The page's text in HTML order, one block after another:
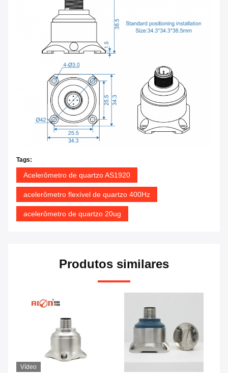
Tags:
Acelerômetro de quartzo AS1920
acelerômetro flexível de quartzo 400Hz
acelerômetro de quartzo 20ug
Produtos similares
Vídeo